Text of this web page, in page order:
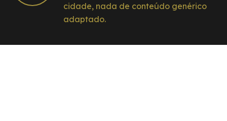
cidade, nada de conteúdo genérico
adaptado.